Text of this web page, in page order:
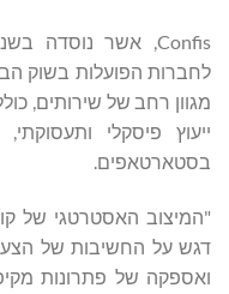
לחברות הפועלות בשוק
מגוון רחב של שירותים,
ייעוץ פיסקלי
בסטארטאפים.
"המיצוב האסטרטגי של
דגש על החשיבות של
ואספקה של פתרונות